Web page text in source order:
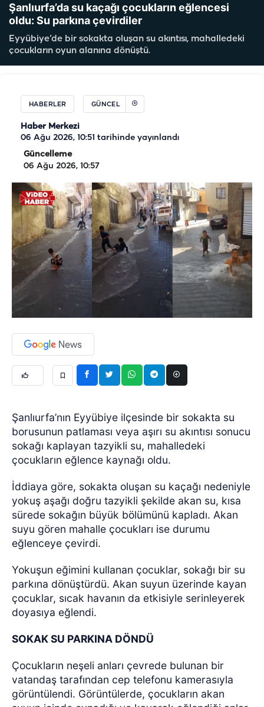
Şanlıurfa’da su kaçağı çocukların eğlencesi
oldu: Su parkına çevirdiler
Eyyübiye’de bir sokakta oluşan su akıntısı, mahalledeki
çocukların oyun alanına dönüştü.
HABERLER GÜNCEL
Haber Merkezi
06 Ağu 2026, 10:51 tarihinde yayınlandı
Güncelleme
06 Ağu 2026, 10:57
Şanlıurfa’nın Eyyübiye ilçesinde bir sokakta su
borusunun patlaması veya aşırı su akıntısı sonucu
sokağı kaplayan tazyikli su, mahalledeki
çocukların eğlence kaynağı oldu.
İddiaya göre, sokakta oluşan su kaçağı nedeniyle
yokuş aşağı doğru tazyikli şekilde akan su, kısa
sürede sokağın büyük bölümünü kapladı. Akan
suyu gören mahalle çocukları ise durumu
eğlenceye çevirdi.
Yokuşun eğimini kullanan çocuklar, sokağı bir su
parkına dönüştürdü. Akan suyun üzerinde kayan
çocuklar, sıcak havanın da etkisiyle serinleyerek
doyasıya eğlendi.
SOKAK SU PARKINA DÖNDÜ
Çocukların neşeli anları çevrede bulunan bir
vatandaş tarafından cep telefonu kamerasıyla
görüntülendi. Görüntülerde, çocukların akan